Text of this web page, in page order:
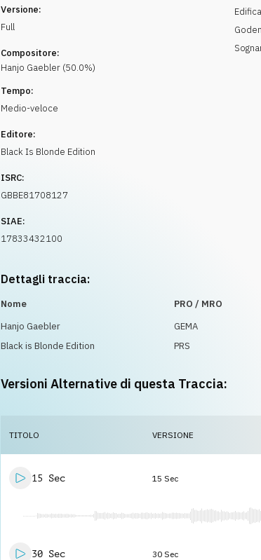
Versione:
Full
Compositore:
Hanjo Gaebler (50.0%)
Tempo:
Medio-veloce
Editore:
Black Is Blonde Edition
ISRC:
GBBE81708127
SIAE:
17833432100
Dettagli traccia:
Nome PRO / MRO
Hanjo Gaebler
GEMA
Black is Blonde Edition
PRS
Versioni Alternative di questa Traccia:
TITOLO VERSIONE
15 Sec 15 Sec
30 Sec 30 Sec